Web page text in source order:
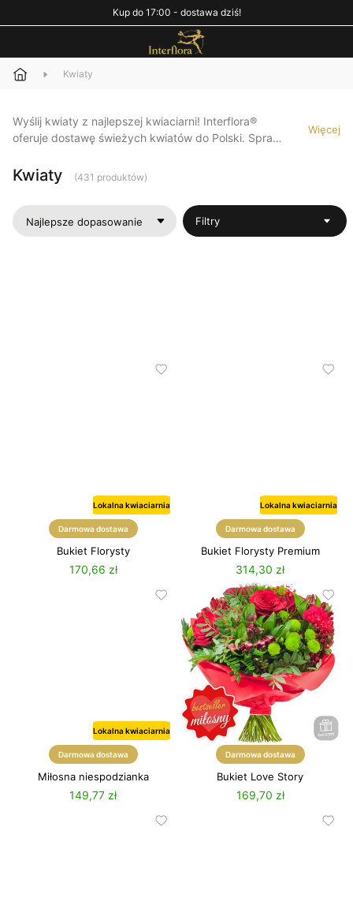
Kup do 17:00 - dostawa dziś!
Kwiaty
Wyślij kwiaty z najlepszej kwiaciarni! Interflora®
oferuje dostawę świeżych kwiatów do Polski. Spraw
Więcej
Kwiaty (431 produktów)
Filtry
Lokalna kwiaciarnia
Darmowa dostawa
Bukiet Florysty
170,66 zł
Lokalna kwiaciarnia
Darmowa dostawa
Bukiet Florysty Premium
314,30 zł
Lokalna kwiaciarnia
Darmowa dostawa
Miłosna niespodzianka
149,77 zł
Darmowa dostawa
Bukiet Love Story
169,70 zł